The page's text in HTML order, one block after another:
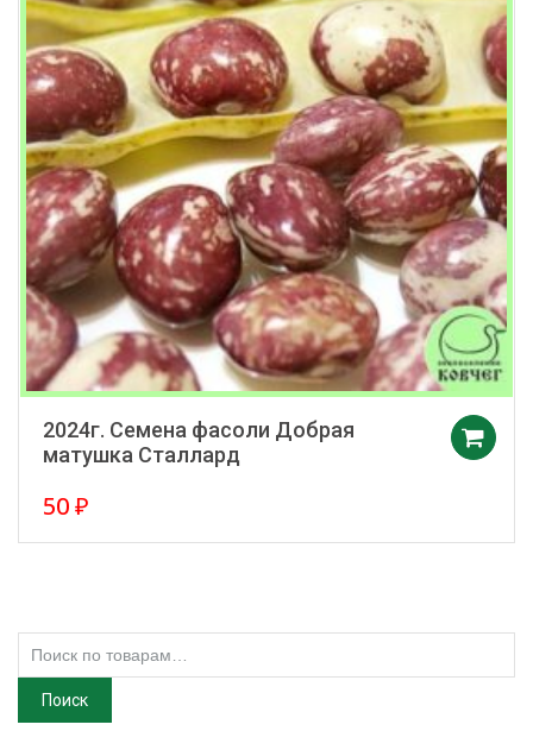
2024г. Семена фасоли Добрая
матушка Сталлард
50₽
Поиск